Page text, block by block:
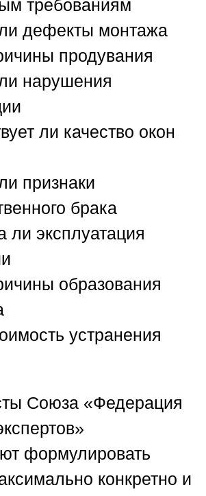
требованиям
дефекты монтажа
продувания
нарушения
ли качество окон
признаки
брака
ли эксплуатация
образования
устранения
Союза «Федерация
формулировать
конкретно и